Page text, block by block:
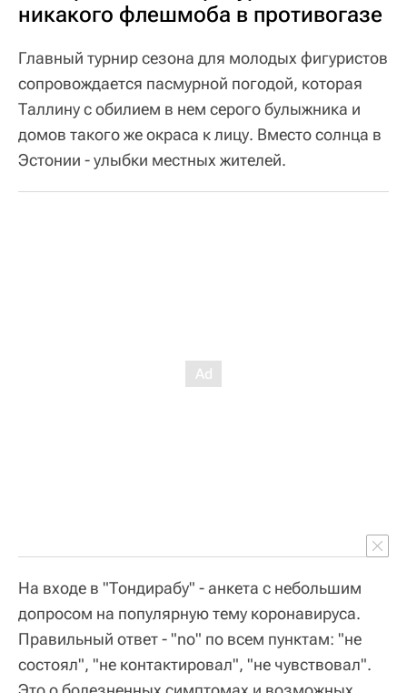
никакого флешмоба в противогазе
Главный турнир сезона для молодых фигуристов
сопровождается пасмурной погодой, которая
Таллину с обилием в нем серого булыжника и
домов такого же окраса к лицу. Вместо солнца в
Эстонии - улыбки местных жителей.
На входе в "Тондирабу" - анкета с небольшим
допросом на популярную тему коронавируса.
Правильный ответ - "no" по всем пунктам: "не
состоял", "не контактировал", "не чувствовал".